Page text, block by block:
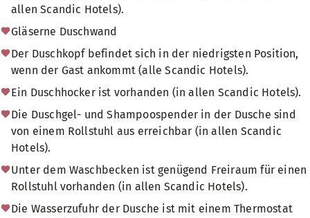
allen Scandic Hotels).
Gläserne Duschwand
Der Duschkopf befindet sich in der niedrigsten Position,
wenn der Gast ankommt (alle Scandic Hotels).
Ein Duschhocker ist vorhanden (in allen Scandic Hotels).
Die Duschgel- und Shampoospender in der Dusche sind
von einem Rollstuhl aus erreichbar (in allen Scandic
Hotels).
Unter dem Waschbecken ist genügend Freiraum für einen
Rollstuhl vorhanden (in allen Scandic Hotels).
Die Wasserzufuhr der Dusche ist mit einem Thermostat